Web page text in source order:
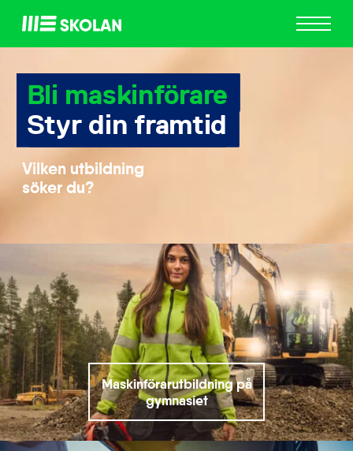
ME
Skolan
Bli maskinförare
Styr din framtid
Vilken utbildning
söker du?
Maskinförarutbildning på
gymnasiet